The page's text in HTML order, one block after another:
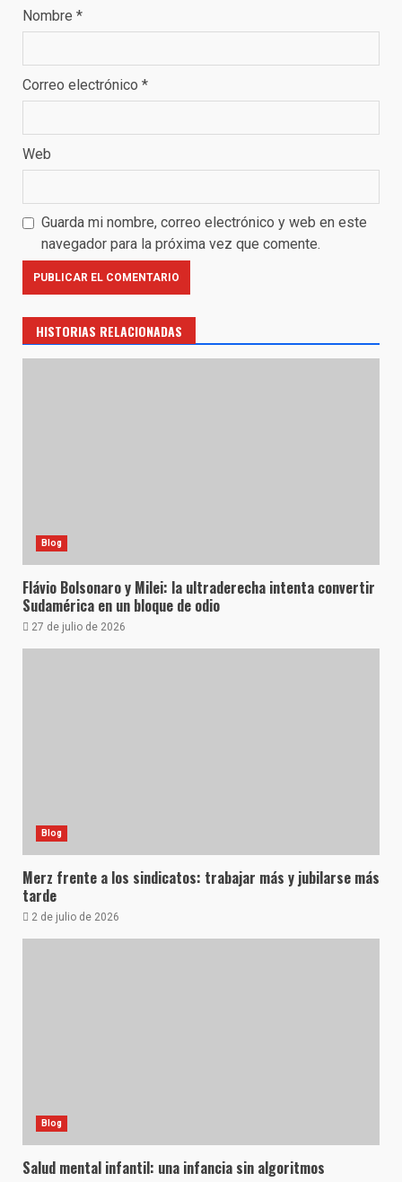
Nombre *
Correo electrónico *
Web
Guarda mi nombre, correo electrónico y web en este
navegador para la próxima vez que comente.
HISTORIAS RELACIONADAS
Blog
Flávio Bolsonaro y Milei: la ultraderecha intenta convertir
Sudamérica en un bloque de odio
27 de julio de 2026
Blog
Merz frente a los sindicatos: trabajar más y jubilarse más
tarde
2 de julio de 2026
Blog
Salud mental infantil: una infancia sin algoritmos